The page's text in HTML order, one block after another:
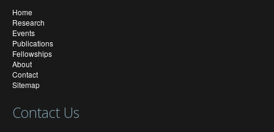
Home
Research
Events
Publications
Fellowships
About
Contact
Sitemap
Contact Us